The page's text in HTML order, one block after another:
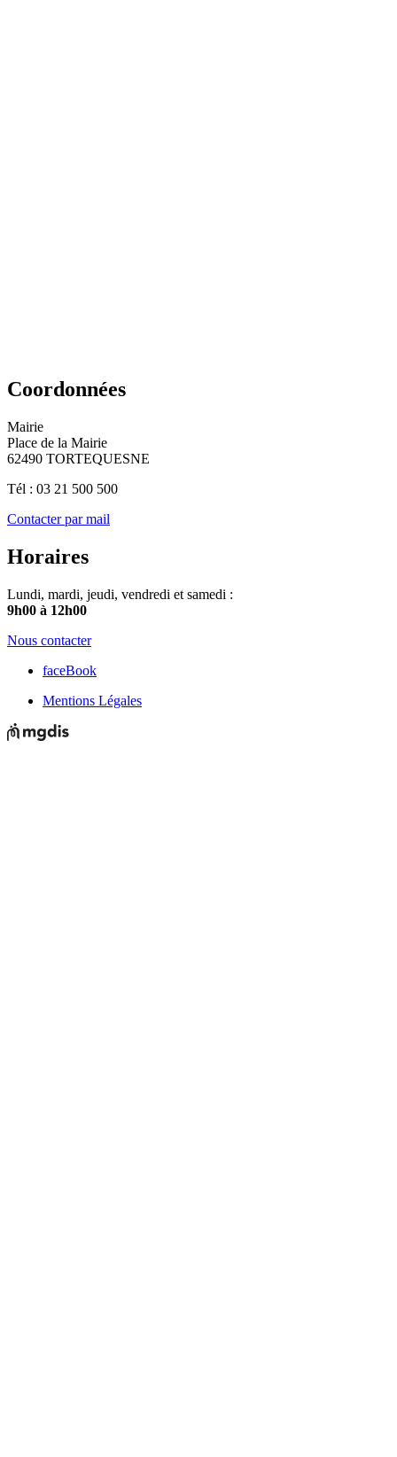
Coordonnées
Mairie
Place de la Mairie
62490 TORTEQUESNE
Tél : 03 21 500 500
Contacter par mail
Horaires
Lundi, mardi, jeudi, vendredi et samedi :
9h00 à 12h00
Nous contacter
faceBook
Mentions Légales